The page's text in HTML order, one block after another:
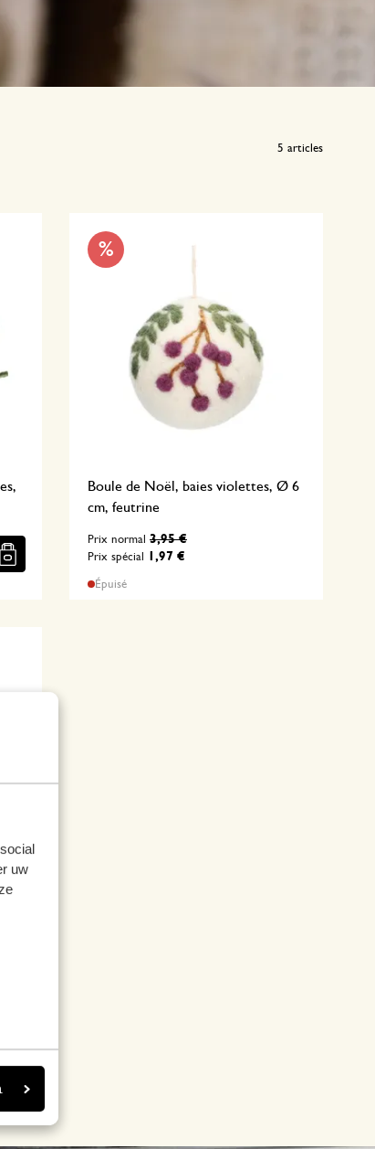
uw
5 articles
%
Boule de Noël, baies violettes, Ø 6
cm, feutrine
Prix spécial 1,97 €
Prix normal 3,95 €
Épuisé